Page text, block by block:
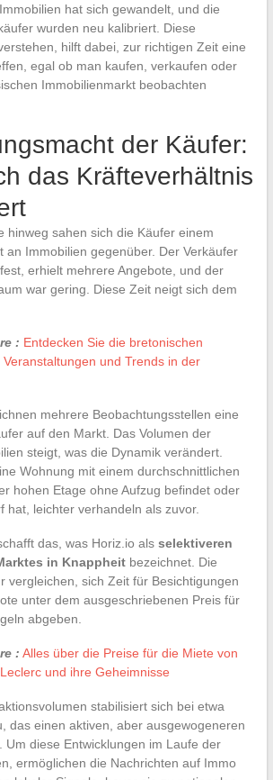
hat sich gewandelt, und die
wurden neu kalibriert. Diese
hilft dabei, zur richtigen Zeit eine
egal ob man kaufen, verkaufen oder
Immobilienmarkt beobachten
der Käufer:
das Kräfteverhältnis
hinweg sahen sich die Käufer einem
an Immobilien gegenüber. Der Verkäufer
erhielt mehrere Angebote, und der
war gering. Diese Zeit neigt sich dem
: Entdecken Sie die bretonischen
und Trends in der
mehrere Beobachtungsstellen eine
auf den Markt. Das Volumen der
steigt, was die Dynamik verändert.
Wohnung mit einem durchschnittlichen
hohen Etage ohne Aufzug befindet oder
hat, leichter verhandeln als zuvor.
das, was Horiz.io als selektiveren
in Knappheitbezeichnet. Die
vergleichen, sich Zeit für Besichtigungen
unter dem ausgeschriebenen Preis für
abgeben.
: Alles über die Preise für die Miete von
und ihre Geheimnisse
stabilisiert sich bei etwa
das einen aktiven, aber ausgewogeneren
Um diese Entwicklungen im Laufe der
ermöglichen die Nachrichten auf Immo